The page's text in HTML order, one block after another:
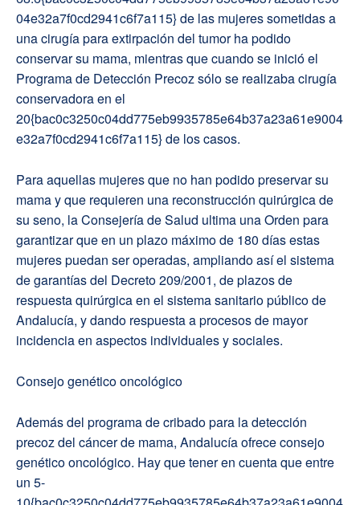
04e32a7f0cd2941c6f7a115} de las mujeres sometidas a
una cirugía para extirpación del tumor ha podido
conservar su mama, mientras que cuando se inició el
Programa de Detección Precoz sólo se realizaba cirugía
conservadora en el
20{bac0c3250c04dd775eb9935785e64b37a23a61e9004
e32a7f0cd2941c6f7a115} de los casos.
Para aquellas mujeres que no han podido preservar su
mama y que requieren una reconstrucción quirúrgica de
su seno, la Consejería de Salud ultima una Orden para
garantizar que en un plazo máximo de 180 días estas
mujeres puedan ser operadas, ampliando así el sistema
de garantías del Decreto 209/2001, de plazos de
respuesta quirúrgica en el sistema sanitario público de
Andalucía, y dando respuesta a procesos de mayor
incidencia en aspectos individuales y sociales.
Consejo genético oncológico
Además del programa de cribado para la detección
precoz del cáncer de mama, Andalucía ofrece consejo
genético oncológico. Hay que tener en cuenta que entre
un 5-